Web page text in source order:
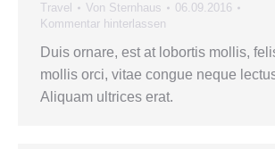
Travel Von Sternhaus
06.09.2016
Kommentar hinterlassen
Duis ornare, est at lobortis mollis,
mollis orci, vitae congue neque
Aliquam ultrices erat.